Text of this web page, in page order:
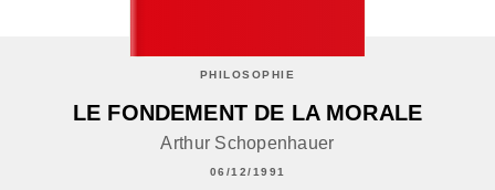
PHILOSOPHIE
LE FONDEMENT DE LA MORALE
Arthur Schopenhauer
06/12/1991